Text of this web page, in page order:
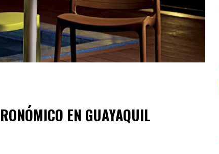
EN GUAYAQUIL
INTERNACIONAL